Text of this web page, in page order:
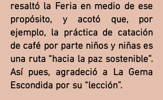
resaltó la Feria en medio de ese
propósito, y acotó que, por
ejemplo, la práctica de catación
de café por parte niños y niñas es
una ruta “hacia la paz sostenible”.
Así pues, agradeció a La Gema
Escondida por su “lección”.